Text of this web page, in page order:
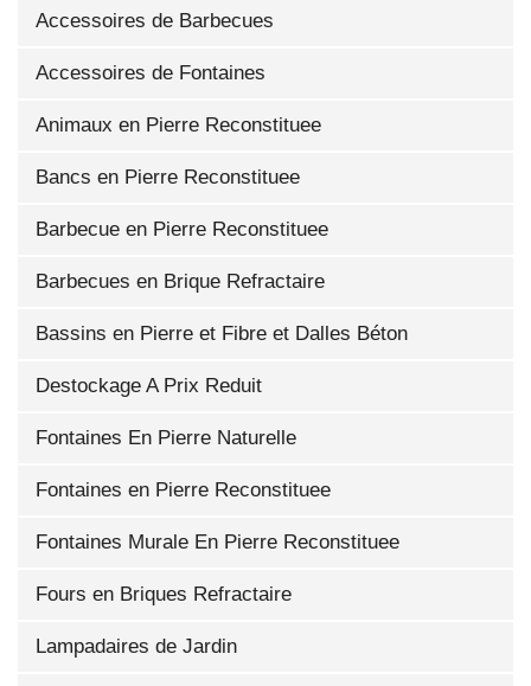
Accessoires de Barbecues
Accessoires de Fontaines
Animaux en Pierre Reconstituee
Bancs en Pierre Reconstituee
Barbecue en Pierre Reconstituee
Barbecues en Brique Refractaire
Bassins en Pierre et Fibre et Dalles Béton
Destockage A Prix Reduit
Fontaines En Pierre Naturelle
Fontaines en Pierre Reconstituee
Fontaines Murale En Pierre Reconstituee
Fours en Briques Refractaire
Lampadaires de Jardin